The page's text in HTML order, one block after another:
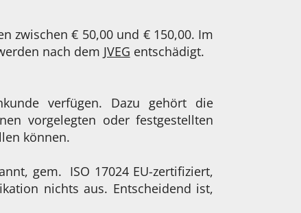
zwischen € 50,00 und € 150,00. Im
nach dem JVEG entschädigt.
verfügen. Dazu gehört die
vorgelegten oder festgestellten
können.
gem. ISO 17024 EU-zertifiziert,
nichts aus. Entscheidend ist,